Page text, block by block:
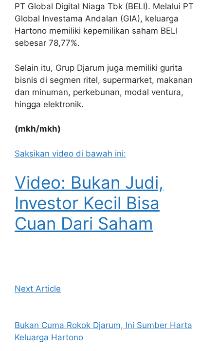
PT Global Digital Niaga Tbk (BELI). Melalui PT
Global Investama Andalan (GIA), keluarga
Hartono memiliki kepemilikan saham BELI
sebesar 78,77%.
Selain itu, Grup Djarum juga memiliki gurita
bisnis di segmen ritel, supermarket, makanan
dan minuman, perkebunan, modal ventura,
hingga elektronik.
(mkh/mkh)
Saksikan video di bawah ini:
Video: Bukan Judi,
Investor Kecil Bisa
Cuan Dari Saham
Next Article
Bukan Cuma Rokok Djarum, Ini Sumber Harta
Keluarga Hartono